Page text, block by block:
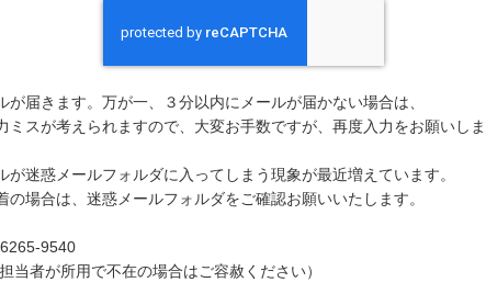
が届きます。万が一、３分以内にメールが届かない場合は、
ミスが考えられますので、大変お手数ですが、再度入力をお願いし
が迷惑メールフォルダに入ってしまう現象が最近増えています。
の場合は、迷惑メールフォルダをご確認お願いいたします。
9540
当者が所用で不在の場合はご容赦ください）